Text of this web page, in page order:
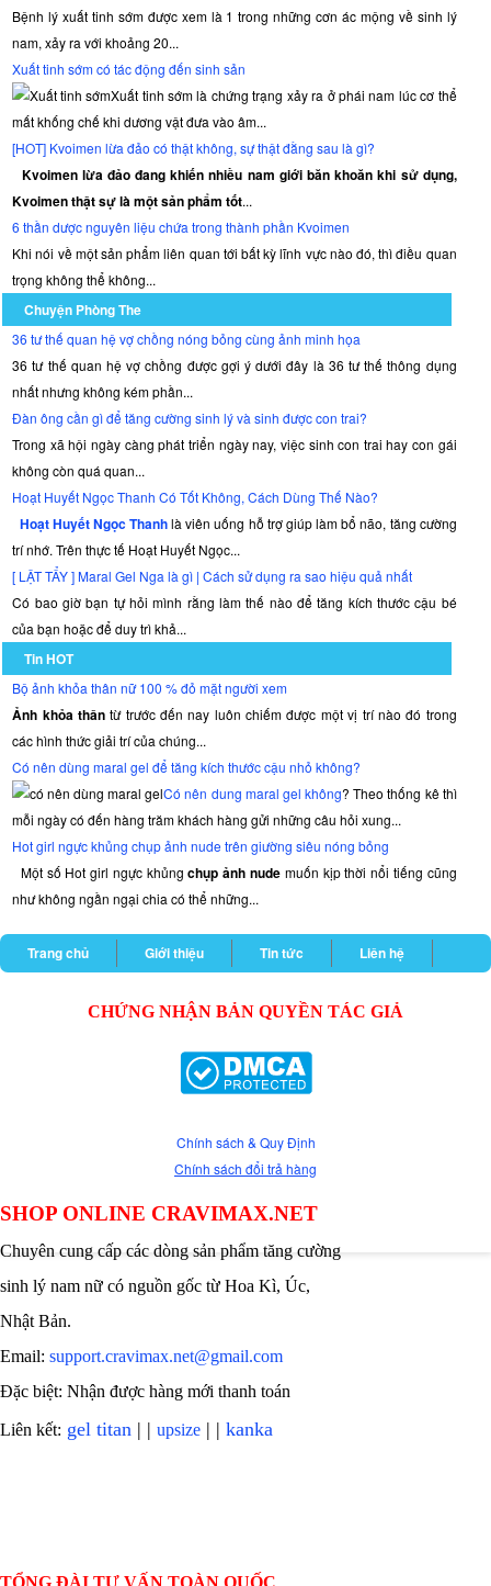
Bệnh lý xuất tinh sớm được xem là 1 trong những cơn ác mộng về sinh lý
nam, xảy ra với khoảng 20...
Xuất tinh sớm có tác động đến sinh sản
Xuất tinh sớm là chứng trạng xảy ra ở phái nam lúc cơ thể
mất khống chế khi dương vật đưa vào âm...
[HOT] Kvoimen lừa đảo có thật không, sự thật đằng sau là gì?
Kvoimen lừa đảo đang khiến nhiều nam giới băn khoăn khi sử dụng,
Kvoimen thật sự là một sản phẩm tốt...
6 thần dược nguyên liệu chứa trong thành phần Kvoimen
Khi nói về một sản phẩm liên quan tới bất kỳ lĩnh vực nào đó, thì điều quan
trọng không thể không...
Chuyện Phòng The
36 tư thế quan hệ vợ chồng nóng bỏng cùng ảnh minh họa
36 tư thế quan hệ vợ chồng được gợi ý dưới đây là 36 tư thế thông dụng
nhất nhưng không kém phần...
Đàn ông cần gì để tăng cường sinh lý và sinh được con trai?
Trong xã hội ngày càng phát triển ngày nay, việc sinh con trai hay con gái
không còn quá quan...
Hoạt Huyết Ngọc Thanh Có Tốt Không, Cách Dùng Thế Nào?
Hoạt Huyết Ngọc Thanhlà viên uống hỗ trợ giúp làm bổ não, tăng cường
trí nhớ. Trên thực tế Hoạt Huyết Ngọc...
[ LẬT TẨY ] Maral Gel Nga là gì | Cách sử dụng ra sao hiệu quả nhất
Có bao giờ bạn tự hỏi mình rằng làm thế nào để tăng kích thước cậu bé
của bạn hoặc để duy trì khả...
Tin HOT
Bộ ảnh khỏa thân nữ 100 % đỏ mặt người xem
Ảnh khỏa thântừ trước đến nay luôn chiếm được một vị trí nào đó trong
các hình thức giải trí của chúng...
Có nên dùng maral gel để tăng kích thước cậu nhỏ không?
Có nên dung maral gel không? Theo thống kê thì
mỗi ngày có đến hàng trăm khách hàng gửi những câu hỏi xung...
Hot girl ngực khủng chụp ảnh nude trên giường siêu nóng bỏng
Một số Hot girl ngực khủngchụp ảnh nude muốn kịp thời nổi tiếng cũng
như không ngần ngại chia có thể những...
Trang chủ Giới thiệu Tin tức Liên hệ
CHỨNG NHẬN BẢN QUYỀN TÁC GIẢ
Chính sách & Quy Định
Chính sách đổi trả hàng
SHOP ONLINE CRAVIMAX.NET
Chuyên cung cấp các dòng sản phẩm tăng cường
sinh lý nam nữ có nguồn gốc từ Hoa Kì, Úc,
Nhật Bản.
Email: support.cravimax.net@gmail.com
Đặc biệt: Nhận được hàng mới thanh toán
Liên kết: gel titan | | upsize | | kanka
TỔNG ĐÀI TƯ VẤN TOÀN QUỐC